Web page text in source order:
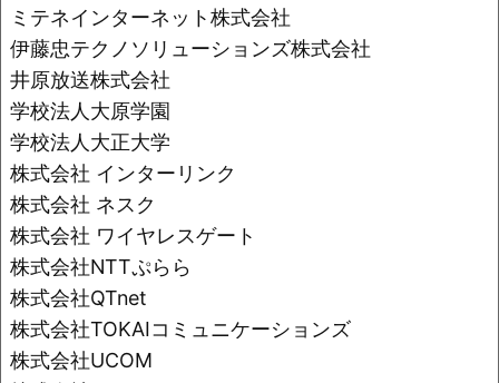
ミテネインターネット株式会社
伊藤忠テクノソリューションズ株式会社
井原放送株式会社
学校法人大原学園
学校法人大正大学
株式会社 インターリンク
株式会社 ネスク
株式会社 ワイヤレスゲート
株式会社NTTぷらら
株式会社QTnet
株式会社TOKAIコミュニケーションズ
株式会社UCOM